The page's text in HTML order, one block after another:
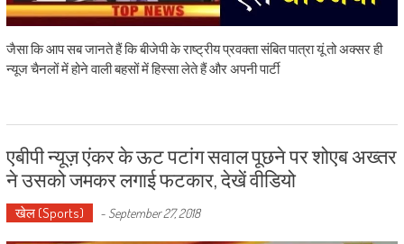
जैसा कि आप सब जानते हैं कि बीजेपी के राष्ट्रीय प्रवक्ता संबित पात्रा यूं तो अक्सर ही
न्यूज चैनलों में होने वाली बहसों में हिस्सा लेते हैं और अपनी पार्टी
एबीपी न्यूज़ एंकर के ऊट पटांग सवाल पूछने पर शोएब अख्तर
ने उसको जमकर लगाई फटकार, देखें वीडियो
खेल (Sports) - September 27, 2018